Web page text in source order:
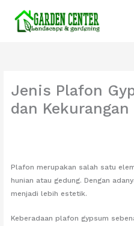
konten
Jenis Plafon
dan Kekurangan
Plafon merupakan salah satu
hunian atau gedung. Dengan
menjadi lebih estetik.
Keberadaan plafon gypsum